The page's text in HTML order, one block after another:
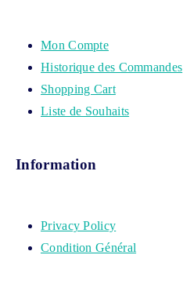
Mon Compte
Historique des Commandes
Shopping Cart
Liste de Souhaits
Information
Privacy Policy
Condition Général